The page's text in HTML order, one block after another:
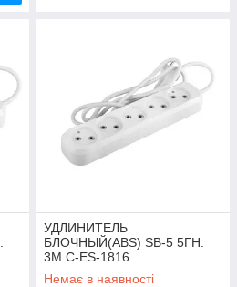
УДЛИНИТЕЛЬ
БЛОЧНЫЙ(ABS) SB-5 5ГН.
3М C-ES-1816
Немає в наявності